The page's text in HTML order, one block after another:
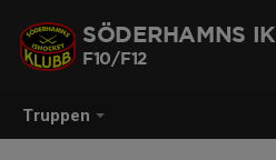
Truppen
SÖDERHAMNS IK
F10/F12